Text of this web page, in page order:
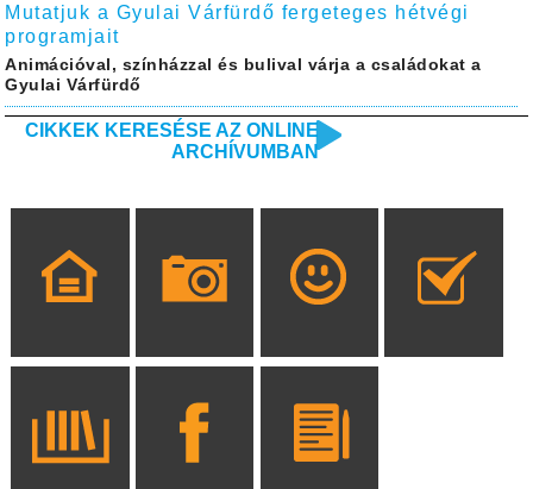
Mutatjuk a Gyulai Várfürdő fergeteges hétvégi
programjait
Animációval, színházzal és bulival várja a családokat a
Gyulai Várfürdő
CIKKEK KERESÉSE AZ ONLINE
ARCHÍVUMBAN